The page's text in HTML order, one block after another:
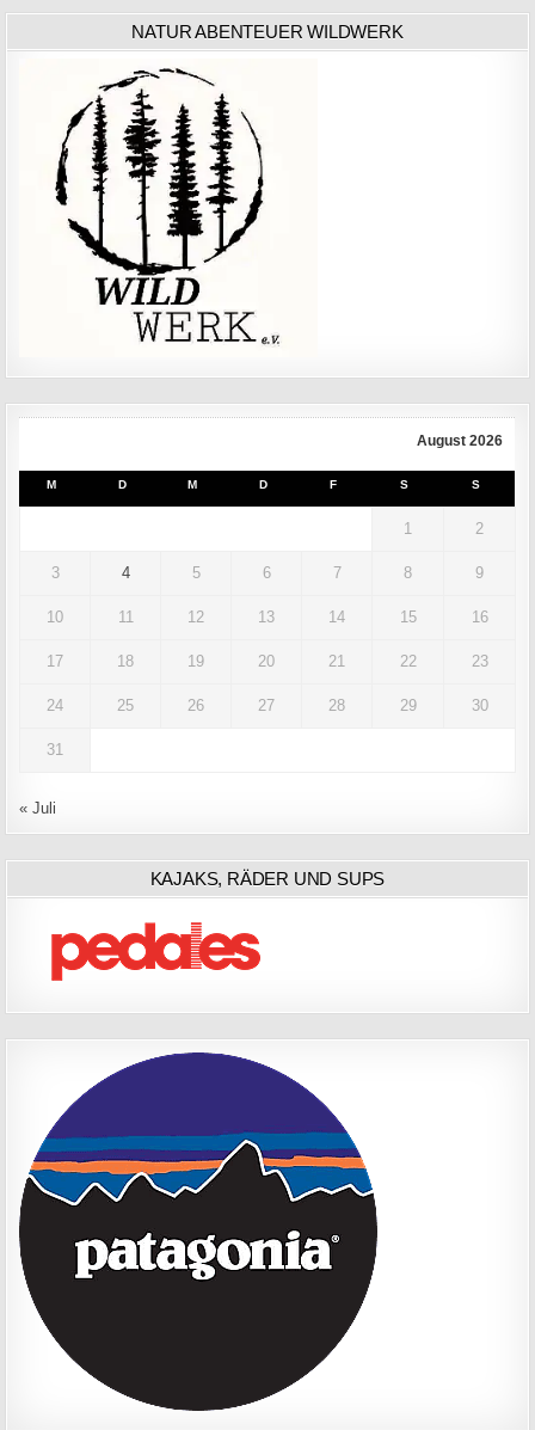
NATUR ABENTEUER WILDWERK
August 2026
M D M D F S S
1 2
3 4 5 6 7 8 9
10 11 12 13 14 15 16
17 18 19 20 21 22 23
24 25 26 27 28 29 30
31
« Juli
KAJAKS, RÄDER UND SUPS